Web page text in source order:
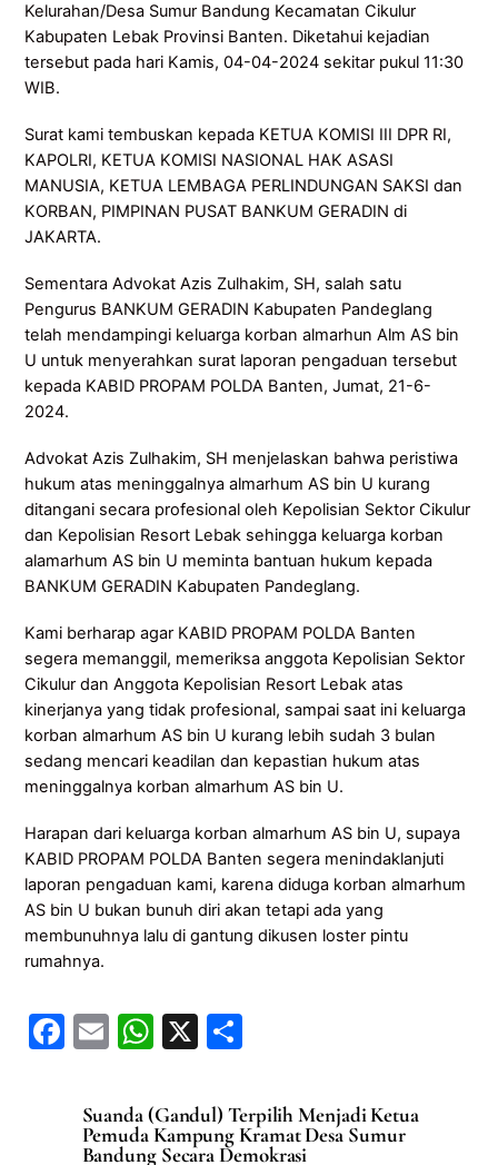
Kelurahan/Desa Sumur Bandung Kecamatan Cikulur
Kabupaten Lebak Provinsi Banten. Diketahui kejadian
tersebut pada hari Kamis, 04-04-2024 sekitar pukul 11:30
WIB.
Surat kami tembuskan kepada KETUA KOMISI III DPR RI,
KAPOLRI, KETUA KOMISI NASIONAL HAK ASASI
MANUSIA, KETUA LEMBAGA PERLINDUNGAN SAKSI dan
KORBAN, PIMPINAN PUSAT BANKUM GERADIN di
JAKARTA.
Sementara Advokat Azis Zulhakim, SH, salah satu
Pengurus BANKUM GERADIN Kabupaten Pandeglang
telah mendampingi keluarga korban almarhun Alm AS bin
U untuk menyerahkan surat laporan pengaduan tersebut
kepada KABID PROPAM POLDA Banten, Jumat, 21-6-
2024.
Advokat Azis Zulhakim, SH menjelaskan bahwa peristiwa
hukum atas meninggalnya almarhum AS bin U kurang
ditangani secara profesional oleh Kepolisian Sektor Cikulur
dan Kepolisian Resort Lebak sehingga keluarga korban
alamarhum AS bin U meminta bantuan hukum kepada
BANKUM GERADIN Kabupaten Pandeglang.
Kami berharap agar KABID PROPAM POLDA Banten
segera memanggil, memeriksa anggota Kepolisian Sektor
Cikulur dan Anggota Kepolisian Resort Lebak atas
kinerjanya yang tidak profesional, sampai saat ini keluarga
korban almarhum AS bin U kurang lebih sudah 3 bulan
sedang mencari keadilan dan kepastian hukum atas
meninggalnya korban almarhum AS bin U.
Harapan dari keluarga korban almarhum AS bin U, supaya
KABID PROPAM POLDA Banten segera menindaklanjuti
laporan pengaduan kami, karena diduga korban almarhum
AS bin U bukan bunuh diri akan tetapi ada yang
membunuhnya lalu di gantung dikusen loster pintu
rumahnya.
F
c
e
E
ai
l
W
at
s
X
ar
e
Suanda (Gandul) Terpilih Menjadi Ketua
Pemuda Kampung Kramat Desa Sumur
Bandung Secara Demokrasi